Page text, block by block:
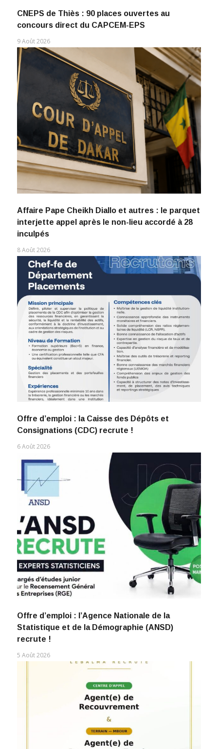
CNEPS de Thiès : 90 places ouvertes au
concours direct du CAPCEM-EPS
9 Août 2026
Affaire Pape Cheikh Diallo et autres : le parquet
interjette appel après le non-lieu accordé à 28
inculpés
8 Août 2026
Offre d’emploi : la Caisse des Dépôts et
Consignations (CDC) recrute !
6 Août 2026
Offre d’emploi : l’Agence Nationale de la
Statistique et de la Démographie (ANSD)
recrute !
5 Août 2026